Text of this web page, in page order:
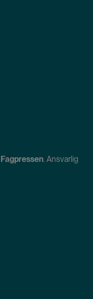
Fagpressen. Ansvarlig